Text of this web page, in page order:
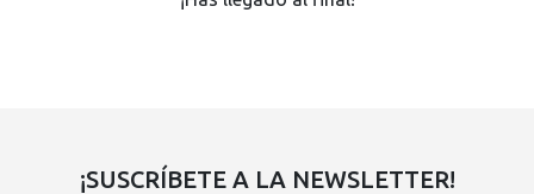
¡SUSCRÍBETE A LA NEWSLETTER!